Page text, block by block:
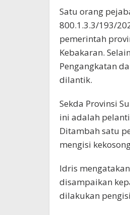
Satu orang
800.1.3.3/193/
pemerintah
Kebakaran.
Pengangkatan
dilantik.
Sekda Provinsi
ini adalah
Ditambah satu
mengisi
Idris
disampaikan
dilakukan